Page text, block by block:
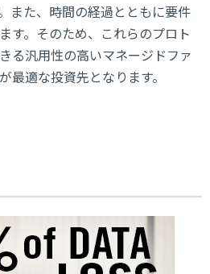
また、時間の経過とともに要件
す。そのため、これらのプロト
る汎用性の高いマネージドファ
最適な投資先となります。